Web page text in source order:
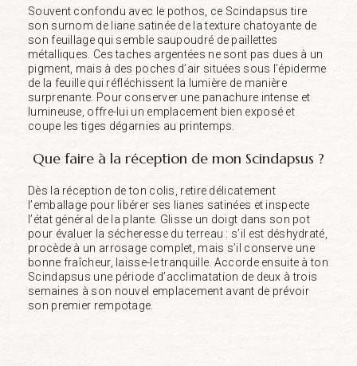
Souvent confondu avec le pothos, ce Scindapsus tire
son surnom de liane satinée de la texture chatoyante de
son feuillage qui semble saupoudré de paillettes
métalliques. Ces taches argentées ne sont pas dues à un
pigment, mais à des poches d’air situées sous l’épiderme
de la feuille qui réfléchissent la lumière de manière
surprenante. Pour conserver une panachure intense et
lumineuse, offre-lui un emplacement bien exposé et
coupe les tiges dégarnies au printemps.
Que faire à la réception de mon Scindapsus ?
Dès la réception de ton colis, retire délicatement
l’emballage pour libérer ses lianes satinées et inspecte
l’état général de la plante. Glisse un doigt dans son pot
pour évaluer la sécheresse du terreau : s’il est déshydraté,
procède à un arrosage complet, mais s’il conserve une
bonne fraîcheur, laisse-le tranquille. Accorde ensuite à ton
Scindapsus une période d’acclimatation de deux à trois
semaines à son nouvel emplacement avant de prévoir
son premier rempotage.